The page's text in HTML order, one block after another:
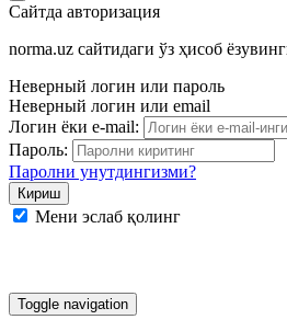
Сайтда авторизация
norma.uz сайтидаги ўз ҳисоб
Неверный логин или пароль
Неверный логин или email
Логин ёки e-mail:
Пароль:
Паролни унутдингизми?
Мени эслаб қолинг
Toggle navigation